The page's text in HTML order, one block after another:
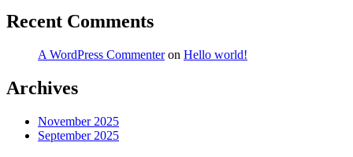
Recent Comments
A WordPress Commenteron Hello world!
Archives
November 2025
September 2025